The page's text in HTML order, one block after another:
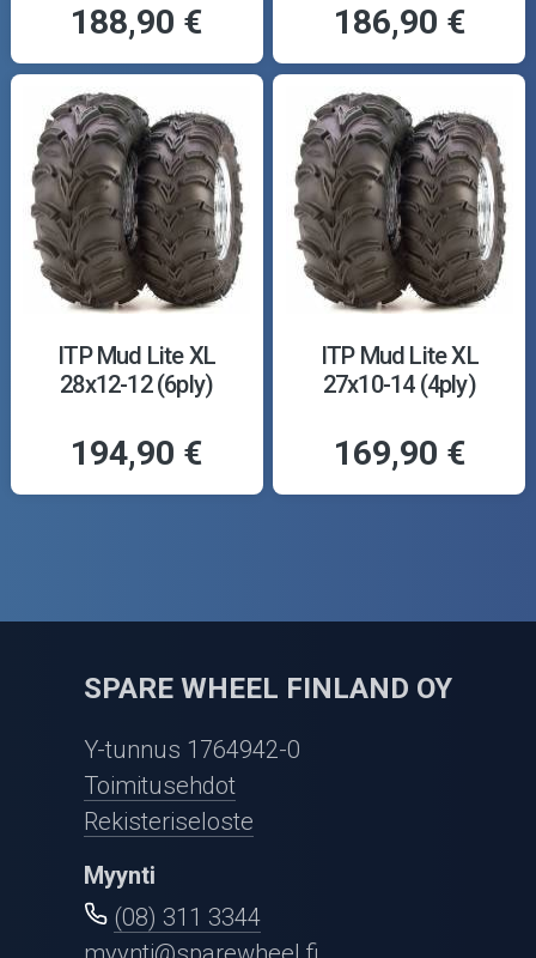
188,90 € 186,90 €
ITP Mud Lite XL
28x12-12 (6ply)
194,90 €
ITP Mud Lite XL
27x10-14 (4ply)
169,90 €
SPARE WHEEL FINLAND OY
Y-tunnus 1764942-0
Toimitusehdot
Rekisteriseloste
Myynti
(08) 311 3344